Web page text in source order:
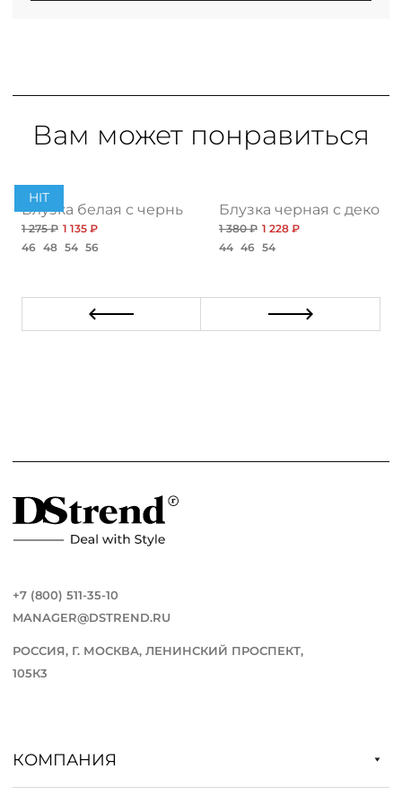
Вам может понравиться
HIT
Блузка белая с черными пуговицами
1 275 ₽ 1 135 ₽
46 48 54 56
Блузка черная с
1 380 ₽ 1 228 ₽
44 46 54
+7 (800) 511-35-10
MANAGER@DSTREND.RU
РОССИЯ, Г. МОСКВА, ЛЕНИНСКИЙ ПРОСПЕКТ,
105К3
КОМПАНИЯ